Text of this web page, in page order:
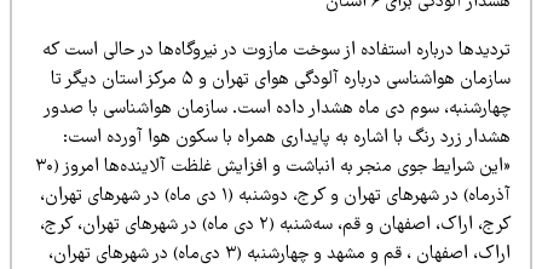
درباره استفاده از سوخت مازوت در نیروگاه‌ها در حالی است که
سازمان هواشناسی درباره آلودگی هوای تهران و ۵ مرکز استان دیگر تا
سوم دی ماه هشدار داده است. سازمان هواشناسی با صدور
زرد رنگ با اشاره به پایداری همراه با سکون هوا آورده است:
«این شرایط جوی منجر به انباشت و افزایش غلظت آلاینده‌ها امروز (۳۰
آذرماه)‌ در شهرهای تهران و کرج، دوشنبه (۱ دی ماه) در شهرهای تهران،
کرج، اراک، اصفهان و قم، سه‌شنبه (۲ دی ماه) در شهرهای تهران، کرج،
اراک، اصفهان ، قم و مشهد و چهارشنبه (۳ دی‌ماه) در شهرهای تهران،